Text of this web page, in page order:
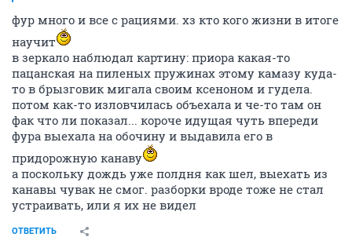
фур много и все с рациями. хз кто кого жизни в итоге
научит
в зеркало наблюдал картину: приора какая-то
пацанская на пиленых пружинах этому камазу куда-
то в брызговик мигала своим ксеноном и гудела.
потом как-то изловчилась объехала и че-то там он
фак что ли показал... короче идущая чуть впереди
фура выехала на обочину и выдавила его в
придорожную канаву
а поскольку дождь уже полдня как шел, выехать из
канавы чувак не смог. разборки вроде тоже не стал
устраивать, или я их не видел
ОТВЕТИТЬ